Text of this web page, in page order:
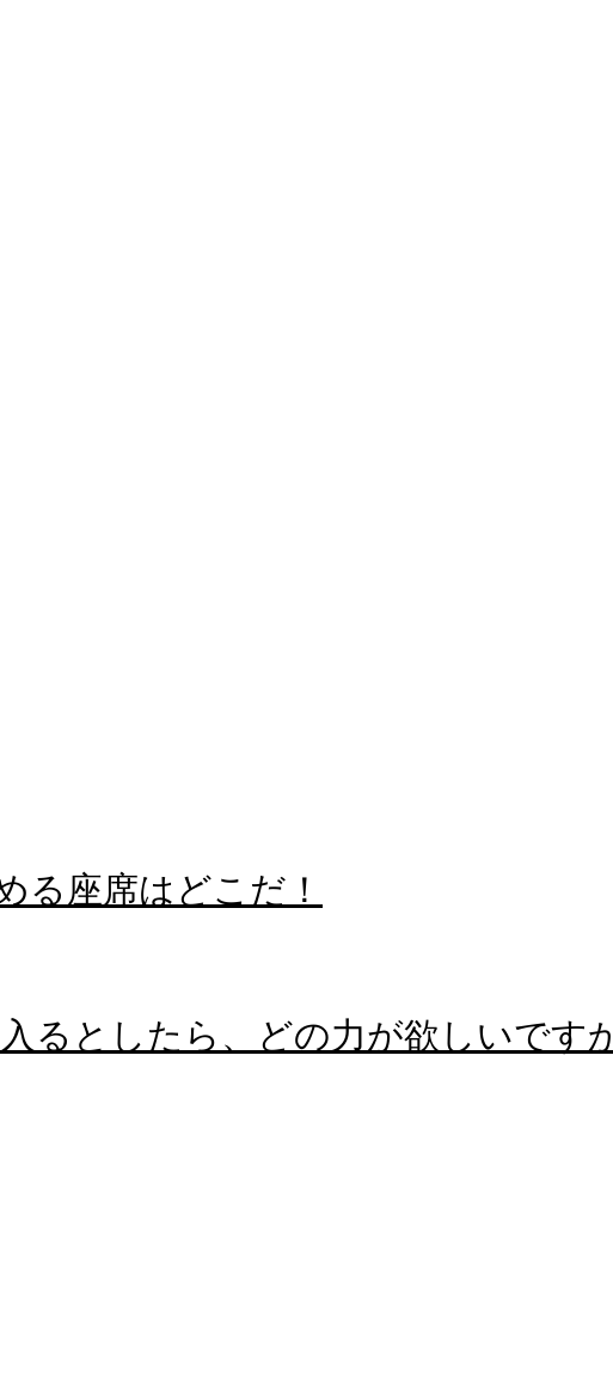
る座席はどこだ！
るとしたら、どの力が欲しいです